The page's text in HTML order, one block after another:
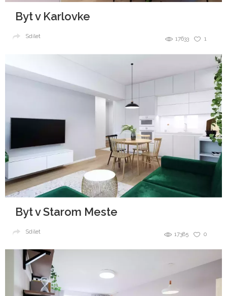
Byt v Karlovke
1
17633
Sdílet
Byt v Starom Meste
0
17385
Sdílet